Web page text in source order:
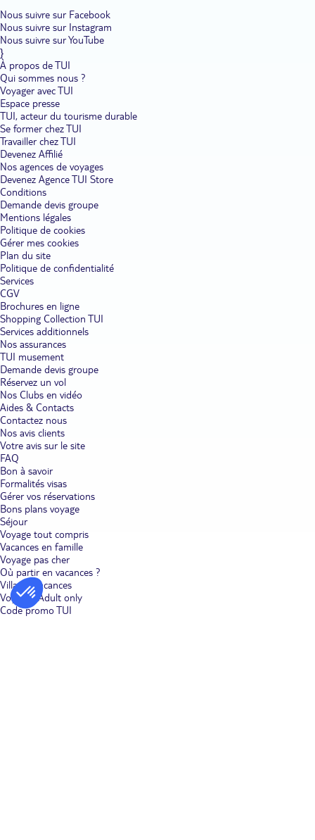
Nous suivre sur Facebook
Nous suivre sur Instagram
Nous suivre sur YouTube
}
À propos de TUI
Qui sommes nous ?
Voyager avec TUI
Espace presse
TUI, acteur du tourisme durable
Se former chez TUI
Travailler chez TUI
Devenez Affilié
Nos agences de voyages
Devenez Agence TUI Store
Conditions
Demande devis groupe
Mentions légales
Politique de cookies
Gérer mes cookies
Plan du site
Politique de confidentialité
Services
CGV
Brochures en ligne
Shopping Collection TUI
Services additionnels
Nos assurances
TUI musement
Demande devis groupe
Réservez un vol
Nos Clubs en vidéo
Aides & Contacts
Contactez nous
Nos avis clients
Votre avis sur le site
FAQ
Bon à savoir
Formalités visas
Gérer vos réservations
Bons plans voyage
Séjour
Voyage tout compris
Vacances en famille
Voyage pas cher
Où partir en vacances ?
Villages vacances
Voyages Adult only
Code promo TUI